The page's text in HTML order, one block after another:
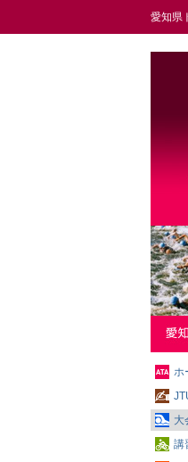
愛知県
ホ
大
講